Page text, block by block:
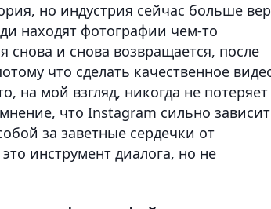
но индустрия сейчас больше
находят фотографии чем-то
и снова возвращается, после
что сделать качественное
на мой взгляд, никогда не потеряет
что Instagram сильно зависит
за заветные сердечки от
инструмент диалога, но не